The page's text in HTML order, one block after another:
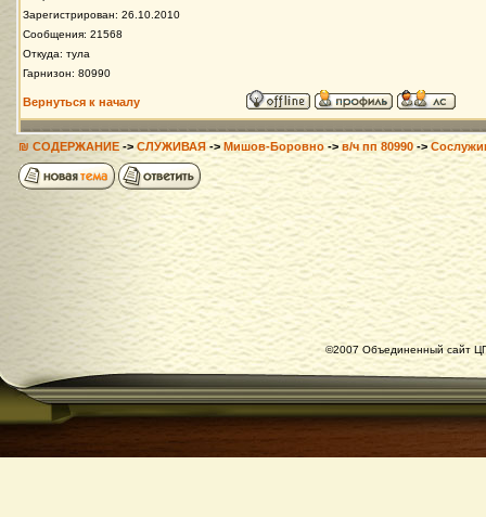
Зарегистрирован: 26.10.2010
Сообщения: 21568
Откуда: тула
Гарнизон: 80990
Вернуться к началу
₪ СОДЕРЖАНИЕ-> СЛУЖИВАЯ -> Мишов-Боровно -> в/ч пп 80990 ->
©2007 Объединенный сайт